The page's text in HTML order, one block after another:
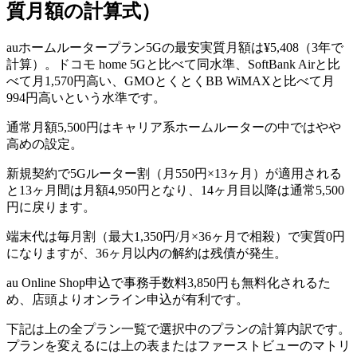
質月額の計算式）
auホームルータープラン5Gの最安実質月額は¥5,408（3年で
計算）。ドコモ home 5Gと比べて同水準、SoftBank Airと比
べて月1,570円高い、GMOとくとくBB WiMAXと比べて月
994円高いという水準です。
通常月額5,500円はキャリア系ホームルーターの中ではやや
高めの設定。
新規契約で5Gルーター割（月550円×13ヶ月）が適用される
と13ヶ月間は月額4,950円となり、14ヶ月目以降は通常5,500
円に戻ります。
端末代は毎月割（最大1,350円/月×36ヶ月で相殺）で実質0円
になりますが、36ヶ月以内の解約は残債が発生。
au Online Shop申込で事務手数料3,850円も無料化されるた
め、店頭よりオンライン申込が有利です。
下記は上の全プラン一覧で選択中のプランの計算内訳です。
プランを変えるには上の表またはファーストビューのマトリ